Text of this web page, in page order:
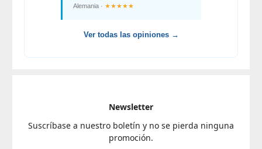
Alemania · ★★★★★
Ver todas las opiniones →
Newsletter
Suscríbase a nuestro boletín y no se pierda ninguna
promoción.